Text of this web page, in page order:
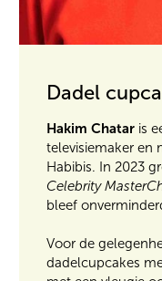
Dadel
Hakim Chatar is
televisiemaker en
Habibis. In 2023
Celebrity
bleef
Voor de
dadelcupcakes